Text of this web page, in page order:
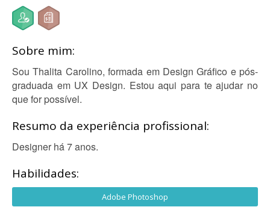
Sobre mim:
Sou Thalita Carolino, formada em Design Gráfico e pós-
graduada em UX Design. Estou aqui para te ajudar no
que for possível.
Resumo da experiência profissional:
Designer há 7 anos.
Habilidades:
Adobe Photoshop